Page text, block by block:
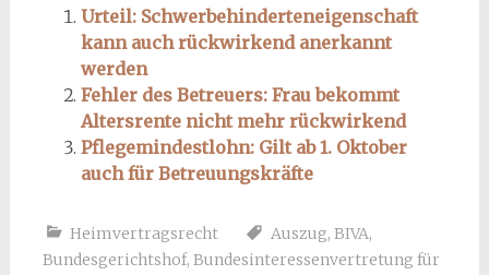
Urteil: Schwerbehinderteneigenschaft
kann auch rückwirkend anerkannt
werden
Fehler des Betreuers: Frau bekommt
Altersrente nicht mehr rückwirkend
Pflegemindestlohn: Gilt ab 1. Oktober
auch für Betreuungskräfte
Heimvertragsrecht Auszug, BIVA,
Bundesgerichtshof, Bundesinteressenvertretung für